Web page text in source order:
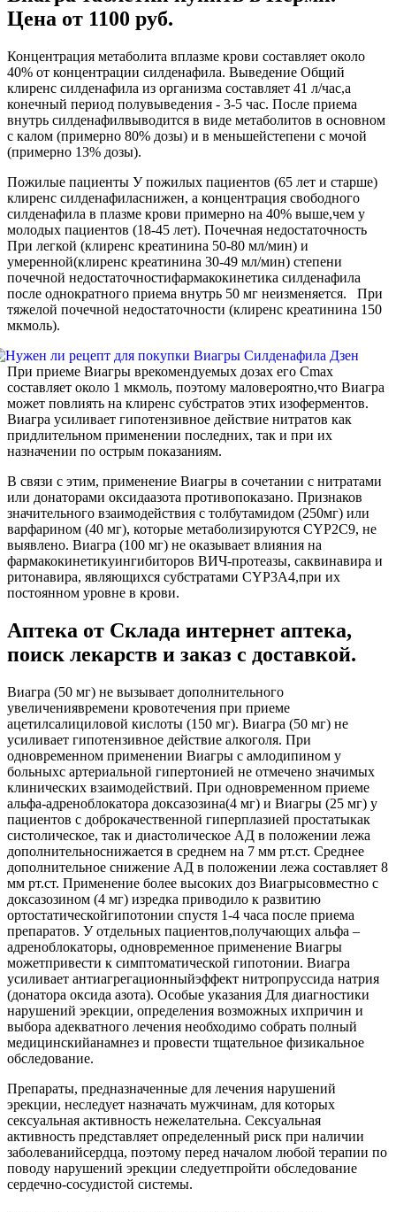
Цена от 1100 руб.
Концентрация метаболита вплазме крови составляет около
40% от концентрации силденафила. Выведение Общий
клиренс силденафила из организма составляет 41 л/час,а
конечный период полувыведения - 3-5 час. После приема
внутрь силденафилвыводится в виде метаболитов в основном
с калом (примерно 80% дозы) и в меньшейстепени с мочой
(примерно 13% дозы).
Пожилые пациенты У пожилых пациентов (65 лет и старше)
клиренс силденафиласнижен, а концентрация свободного
силденафила в плазме крови примерно на 40% выше,чем у
молодых пациентов (18-45 лет). Почечная недостаточность
При легкой (клиренс креатинина 50-80 мл/мин) и
умеренной(клиренс креатинина 30-49 мл/мин) степени
почечной недостаточностифармакокинетика силденафила
после однократного приема внутрь 50 мг неизменяется. При
тяжелой почечной недостаточности (клиренс креатинина 150
мкмоль).
При приеме Виагры врекомендуемых дозах его Cmax
составляет около 1 мкмоль, поэтому маловероятно,что Виагра
может повлиять на клиренс субстратов этих изоферментов.
Виагра усиливает гипотензивное действие нитратов как
придлительном применении последних, так и при их
назначении по острым показаниям.
В связи с этим, применение Виагры в сочетании с нитратами
или донаторами оксидаазота противопоказано. Признаков
значительного взаимодействия с толбутамидом (250мг) или
варфарином (40 мг), которые метаболизируются CYP2C9, не
выявлено. Виагра (100 мг) не оказывает влияния на
фармакокинетикуингибиторов ВИЧ-протеазы, саквинавира и
ритонавира, являющихся субстратами CYP3А4,при их
постоянном уровне в крови.
Аптека от Склада интернет аптека,
поиск лекарств и заказ с доставкой.
Виагра (50 мг) не вызывает дополнительного
увеличениявремени кровотечения при приеме
ацетилсалициловой кислоты (150 мг). Виагра (50 мг) не
усиливает гипотензивное действие алкоголя. При
одновременном применении Виагры с амлодипином у
больныхс артериальной гипертонией не отмечено значимых
клинических взаимодействий. При одновременном приеме
альфа-адреноблокатора доксазозина(4 мг) и Виагры (25 мг) у
пациентов с доброкачественной гиперплазией простатыкак
систолическое, так и диастолическое АД в положении лежа
дополнительноснижается в среднем на 7 мм рт.ст. Среднее
дополнительное снижение АД в положении лежа составляет 8
мм рт.ст. Применение более высоких доз Виагрысовместно с
доксазозином (4 мг) изредка приводило к развитию
ортостатическойгипотонии спустя 1-4 часа после приема
препаратов. У отдельных пациентов,получающих альфа –
адреноблокаторы, одновременное применение Виагры
можетпривести к симптоматической гипотонии. Виагра
усиливает антиагрегационныйэффект нитропруссида натрия
(донатора оксида азота). Особые указания Для диагностики
нарушений эрекции, определения возможных ихпричин и
выбора адекватного лечения необходимо собрать полный
медицинскийанамнез и провести тщательное физикальное
обследование.
Препараты, предназначенные для лечения нарушений
эрекции, неследует назначать мужчинам, для которых
сексуальная активность нежелательна. Сексуальная
активность представляет определенный риск при наличии
заболеванийсердца, поэтому перед началом любой терапии по
поводу нарушений эрекции следуетпройти обследование
сердечно-сосудистой системы.